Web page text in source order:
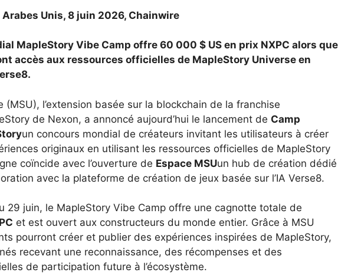
Unis, 8 juin 2026, Chainwire
MapleStory Vibe Camp offre 60 000 $ US en prix NXPC alors que
accès aux ressources officielles de MapleStory Universe en
(MSU), l’extension basée sur la blockchain de la franchise
de Nexon, a annoncé aujourd’hui le lancement de Camp
un concours mondial de créateurs invitant les utilisateurs à créer
originaux en utilisant les ressources officielles de MapleStory
coïncide avec l’ouverture de Espace MSUun hub de création dédié
avec la plateforme de création de jeux basée sur l’IA Verse8.
29 juin, le MapleStory Vibe Camp offre une cagnotte totale de
et est ouvert aux constructeurs du monde entier. Grâce à MSU
pourront créer et publier des expériences inspirées de MapleStory,
recevant une reconnaissance, des récompenses et des
de participation future à l’écosystème.